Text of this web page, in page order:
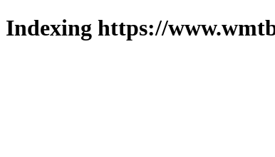
Indexing https://